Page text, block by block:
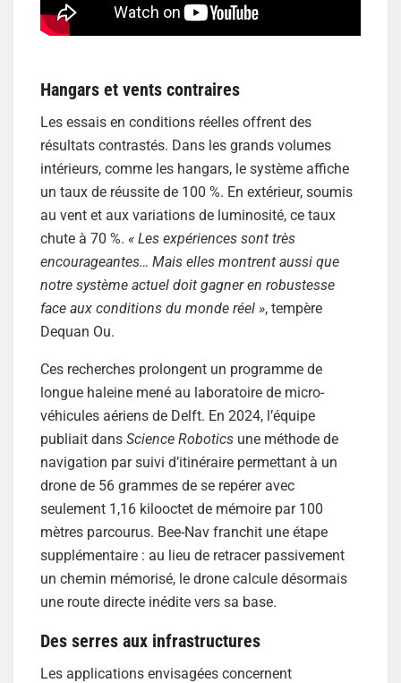
Hangars et vents contraires
Les essais en conditions réelles offrent des
résultats contrastés. Dans les grands volumes
intérieurs, comme les hangars, le système affiche
un taux de réussite de 100 %. En extérieur, soumis
au vent et aux variations de luminosité, ce taux
chute à 70 %. « Les expériences sont très
encourageantes… Mais elles montrent aussi que
notre système actuel doit gagner en robustesse
face aux conditions du monde réel », tempère
Dequan Ou.
Ces recherches prolongent un programme de
longue haleine mené au laboratoire de micro-
véhicules aériens de Delft. En 2024, l’équipe
publiait dans Science Robotics une méthode de
navigation par suivi d’itinéraire permettant à un
drone de 56 grammes de se repérer avec
seulement 1,16 kilooctet de mémoire par 100
mètres parcourus. Bee-Nav franchit une étape
supplémentaire : au lieu de retracer passivement
un chemin mémorisé, le drone calcule désormais
une route directe inédite vers sa base.
Des serres aux infrastructures
Les applications envisagées concernent